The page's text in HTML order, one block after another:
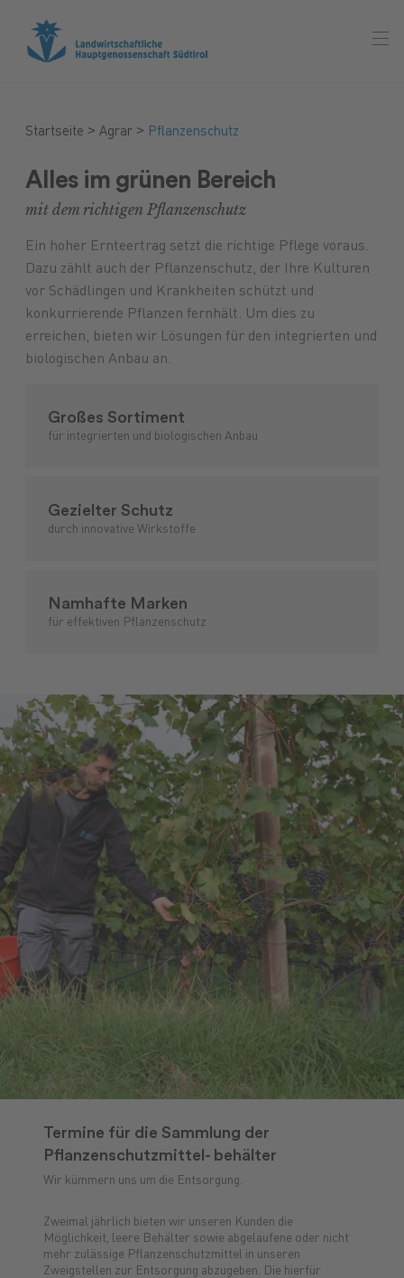
FuttermittelPflanzenschutz
LandmaschinenMaschinenmarkt
GARTENmarktVersicherungen
Startseite > Agrar > Pflanzenschutz
Alles im grünen Bereich
mit dem richtigen Pflanzenschutz
Ein hoher Ernteertrag setzt die richtige Pflege voraus.
Dazu zählt auch der Pflanzenschutz, der Ihre Kulturen
vor Schädlingen und Krankheiten schützt und
konkurrierende Pflanzen fernhält. Um dies zu
erreichen, bieten wir Lösungen für den integrierten und
biologischen Anbau an.
Großes Sortiment
für integrierten und biologischen Anbau
Gezielter Schutz
durch innovative Wirkstoffe
Namhafte Marken
für effektiven Pflanzenschutz
Termine für die Sammlung der
Pflanzenschutzmittel- behälter
Wir kümmern uns um die Entsorgung.
Zweimal jährlich bieten wir unseren Kunden die
Möglichkeit, leere Behälter sowie abgelaufene oder nicht
mehr zulässige Pflanzenschutzmittel in unseren
Zweigstellen zur Entsorgung abzugeben. Die hierfür